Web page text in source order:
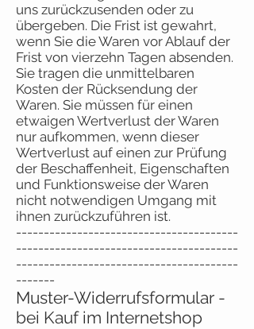
uns zurückzusenden oder zu
übergeben. Die Frist ist gewahrt,
wenn Sie die Waren vor Ablauf der
Frist von vierzehn Tagen absenden.
Sie tragen die unmittelbaren
Kosten der Rücksendung der
Waren. Sie müssen für einen
etwaigen Wertverlust der Waren
nur aufkommen, wenn dieser
Wertverlust auf einen zur Prüfung
der Beschaffenheit, Eigenschaften
und Funktionsweise der Waren
nicht notwendigen Umgang mit
ihnen zurückzuführen ist.
----------------------------------------
----------------------------------------
----------------------------------------
-------
Muster-Widerrufsformular -
bei Kauf im Internetshop